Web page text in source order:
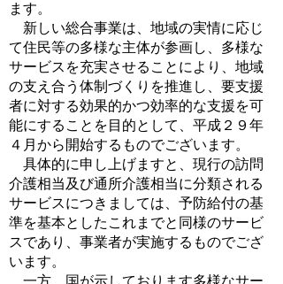
ます。
新しい総合事業は、地域の実情に応じ
て住民等の多様な主体が参画し、多様な
サービスを充実させることにより、地域
の支え合う体制づくりを推進し、要支援
者に対する効果的かつ効率的な支援を可
能にすることを目的として、平成２９年
４月から開始するものでございます。
具体的に申し上げますと、現行の訪問
介護相当及び通所介護相当に分類される
サービスにつきましては、予防給付の基
準を基本としたこれまでと同様のサービ
スであり、事業者が実施するものでござ
います。
一方、国が示しております多様なサー